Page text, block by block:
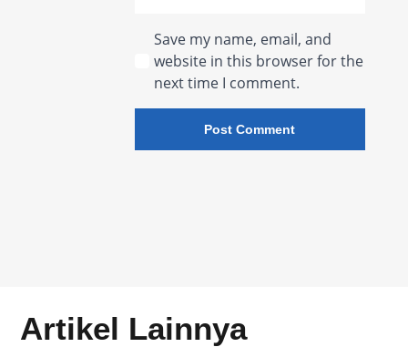
Save my name, email, and
website in this browser for the
next time I comment.
Artikel Lainnya